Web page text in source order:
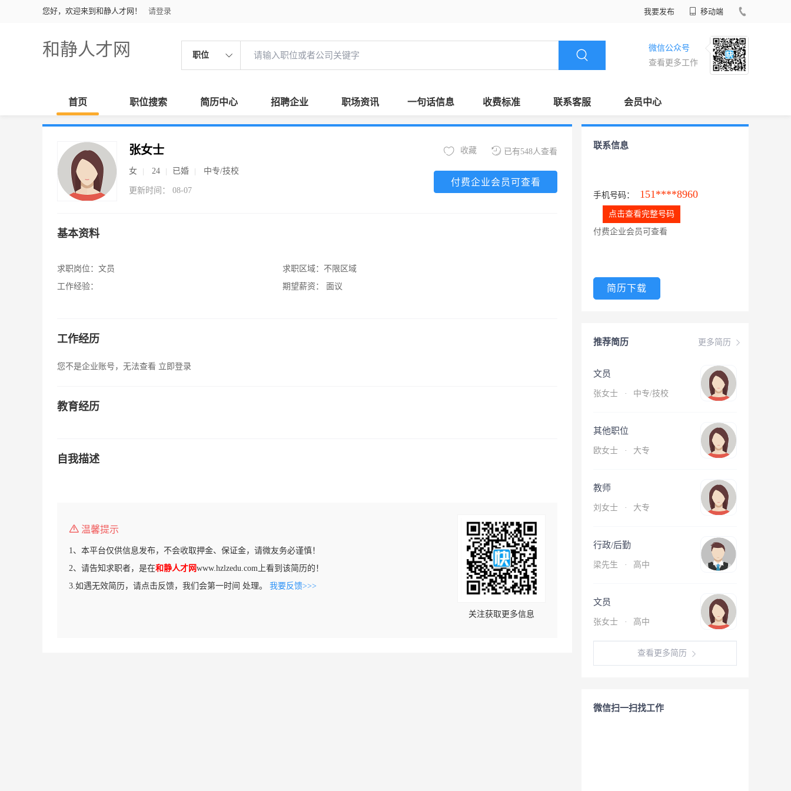
您好，欢迎来到和静人才网！ 请登录 我要发布 移动端
和静人才网 职位
微信公众号
查看更多工作
首页 职位搜索 简历中心 招聘企业 职场资讯 一句话信息 收费标准 联系客服 会员中心
张女士
女 24 已婚 中专/技校
更新时间： 08-07
已有548人查看
收藏
付费企业会员可查看
基本资料
求职岗位： 文员
工作经验：
求职区域： 不限区域
期望薪资：
面议
工作经历
您不是企业账号，无法查看 立即登录
教育经历
自我描述
温馨提示
1、本平台仅供信息发布，不会收取押金、保证金，请微友务必谨慎！
2、请告知求职者，是在和静人才网www.hzlzedu.com上看到该简历的！
3.如遇无效简历，请点击反馈，我们会第一时间 处理。 我要反馈>>>
关注获取更多信息
联系信息
手机号码： 151****8960
点击查看完整号码
付费企业会员可查看
简历下载
更多简历
推荐简历
文员
张女士 · 中专/技校
其他职位
欧女士 · 大专
教师
刘女士 · 大专
行政/后勤
梁先生 · 高中
文员
张女士 · 高中
查看更多简历
微信扫一扫找工作